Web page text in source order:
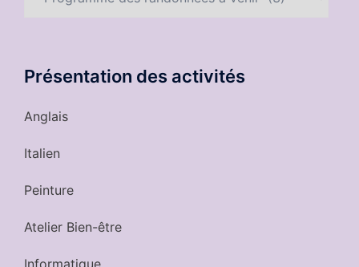
Présentation des activités
Anglais
Italien
Peinture
Atelier Bien-être
Informatique